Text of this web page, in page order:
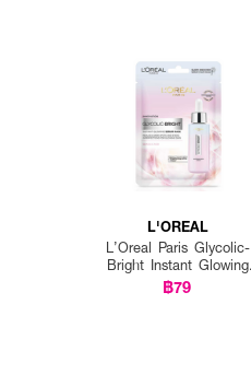
L'OREAL
L’Oreal Paris Glycolic-
Bright Instant Glowing
Serum Mask
฿79